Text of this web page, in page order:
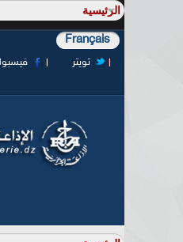
Français
تويتر